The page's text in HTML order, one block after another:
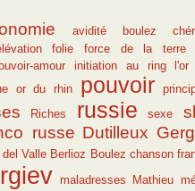
avidité boulez
folie
force de la terre
amour
initiation au ring
or du rhin pouvoir
Riches russie sexe
russe Dutilleux
Valle Berlioz Boulez chanson
maladresses Mathieu